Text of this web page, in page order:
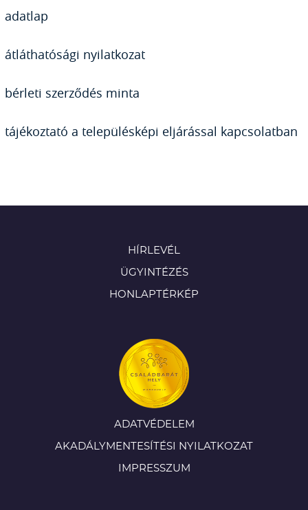
adatlap
átláthatósági nyilatkozat
bérleti szerződés minta
tájékoztató a településképi eljárással kapcsolatban
HÍRLEVÉL
ÜGYINTÉZÉS
HONLAPTÉRKÉP
ADATVÉDELEM
AKADÁLYMENTESÍTÉSI NYILATKOZAT
IMPRESSZUM